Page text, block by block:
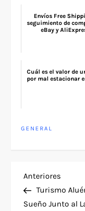
Envíos Free
seguimiento de
eBay y
Cuál es el valor de
por mal estacionar
GENERAL
N
a
Entrada
anterior
Anteriores
Turismo
Sueño Junto al